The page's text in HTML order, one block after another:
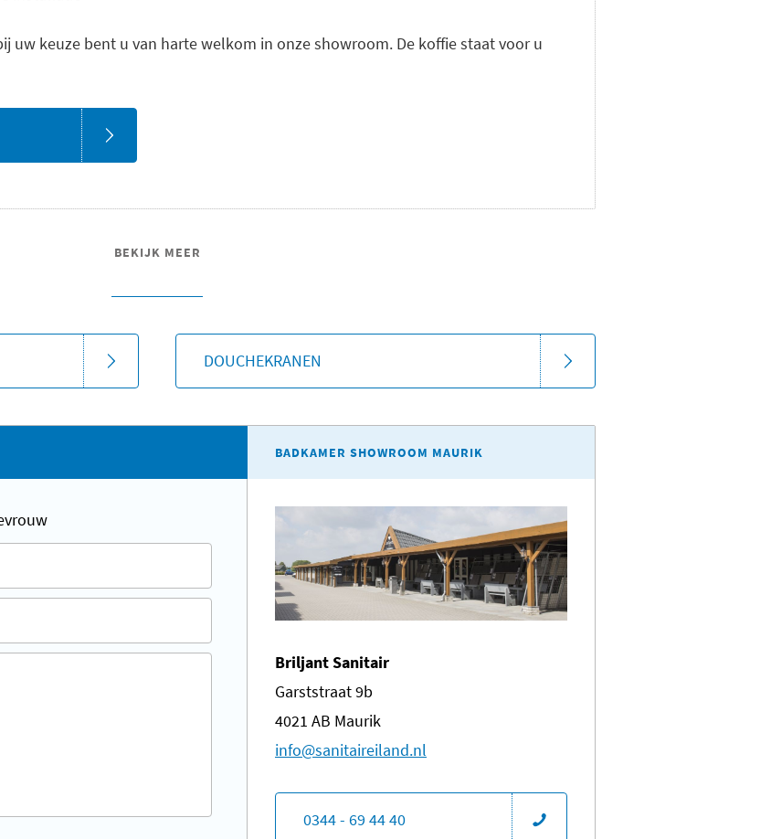
uw keuze bent u van harte welkom in onze showroom. De koffie staat voor u
BEKIJK MEER
DOUCHEKRANEN
BADKAMER SHOWROOM MAURIK
Briljant Sanitair
Garststraat 9b
4021 AB Maurik
​info@sanitaireiland.nl
0344 - 69 44 40